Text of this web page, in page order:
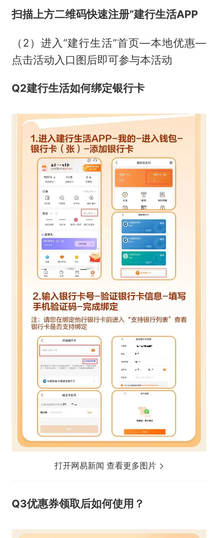
扫描上方二维码快速注册“建行生活APP
（2）进入“建行生活”首页—本地优惠—
点击活动入口图后即可参与本活动
Q2建行生活如何绑定银行卡
打开网易新闻 查看更多图片
Q3优惠券领取后如何使用？